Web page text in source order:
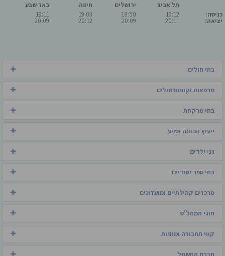
כניסה:
יציאה:
תל אביב
19:12
20:11
ירושלים
18:50
20:09
חיפה
19:03
20:12
באר שבע
19:11
20:09
בתי חולים
מרפאות וקופות חולים
בתי מרקחת
ייעוץ הכוונה וסיוע
גני ילדים
בתי ספר יסודיים
מרכזים קהילתיים ומועדונים
חוגי המתנ"ס
קווי תחבורה ומוניות
חברת החשמל